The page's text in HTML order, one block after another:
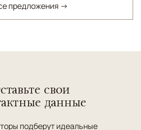
предложения →
свои
данные
подберут идеальные